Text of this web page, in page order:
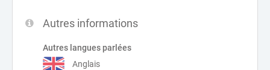
Autres informations
Autres langues parlées
Anglais